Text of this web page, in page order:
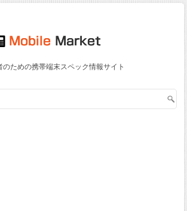
のための携帯端末スペック情報サイト